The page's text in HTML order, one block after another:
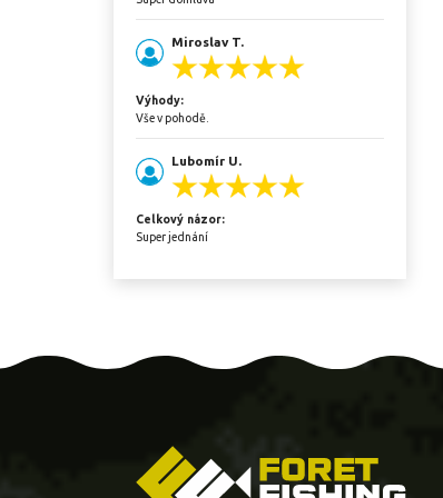
Miroslav T.
Výhody:
Vše v pohodě.
Lubomír U.
Celkový názor:
Super jednání